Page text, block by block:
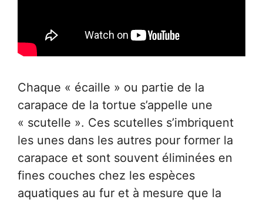
Chaque « écaille » ou partie de la
carapace de la tortue s’appelle une
« scutelle ». Ces scutelles s’imbriquent
les unes dans les autres pour former la
carapace et sont souvent éliminées en
fines couches chez les espèces
aquatiques au fur et à mesure que la